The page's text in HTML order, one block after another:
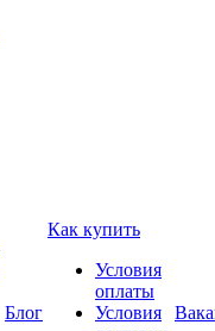
Блог
Как купить
Условия
оплаты
Условия